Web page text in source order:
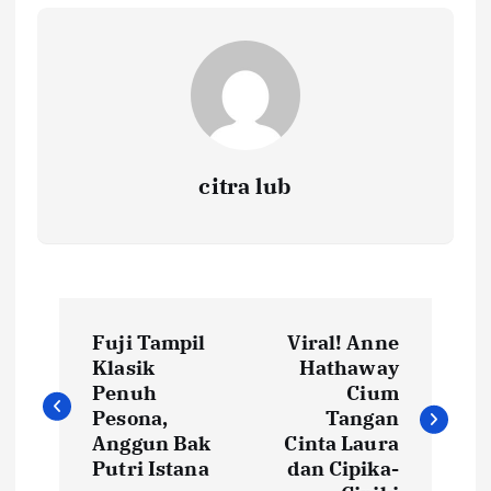
citra lub
a
v
Fuji Tampil
Klasik
Penuh
Pesona,
Anggun Bak
Putri Istana
Viral! Anne
Hathaway
Cium
Tangan
Cinta Laura
dan Cipika-